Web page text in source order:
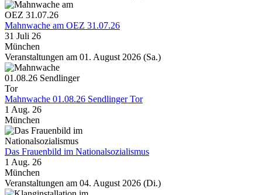
Mahnwache am OEZ 31.07.26
31 Juli 26
München
Veranstaltungen am 01. August 2026 (Sa.)
Mahnwache 01.08.26 Sendlinger Tor
1 Aug. 26
München
Das Frauenbild im Nationalsozialismus
1 Aug. 26
München
Veranstaltungen am 04. August 2026 (Di.)